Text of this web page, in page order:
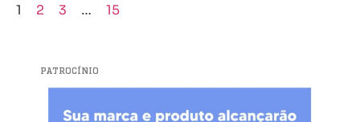
1 2 3 … 15
PATROCÍNIO